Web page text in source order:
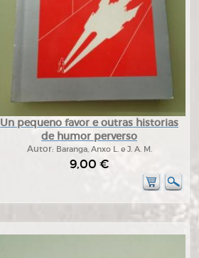
Un pequeno favor e outras historias
de humor perverso
Autor: Baranga, Anxo L. e J. A. M.
9,00 €